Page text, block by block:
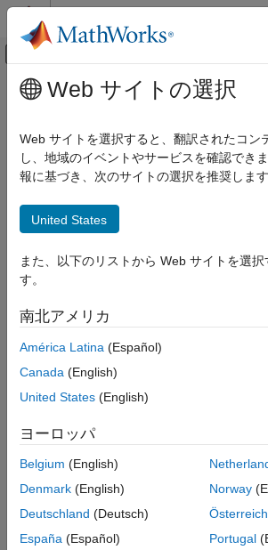
コンテンツへスキップ
オフキャンバス ナビ
ドキュメンテーションのホーム
Simulink Coder
展開、統合、サポートされているハードウェア
項目一覧
構文
例
入力引数
名前と値の引数
制限
参考
メインコンテンツ
packNGo
移動するために生成コードを ZIP ファイ
構文
説明
はコー
ァイルにパッケージ化して、他の開発環
リビルドできるようにします。名前と値
ョンです。
ZIP ファイルには以下の種類のファイルを
ソース ファイル (.c、.cu、.cppファ
ヘッダー ファイル ( .cuh、.hpp
ビルド情報オブジェクトを含む MAT
ル)
Web サイトの選択
Web サイトを選択すると、翻訳されたコン
し、地域のイベントやサービスを確認でき
報に基づき、次のサイトの選択を推奨しま
United States
また、以下のリストから Web サイトを選択
す。
南北アメリカ
América Latina (Español)
Canada (English)
United States (English)
ヨーロッパ
Belgium (English)
Denmark (English)
Deutschland (Deutsch)
España (Español)
Norway
Österreich
Portugal